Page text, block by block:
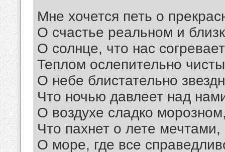
Мне хочется петь о
О счастье реальном и
О солнце, что нас согревает
Теплом ослепительно
О небе блистательно
Что ночью давлеет над
О воздухе сладко
Что пахнет о лете мечтами,
О море, где все